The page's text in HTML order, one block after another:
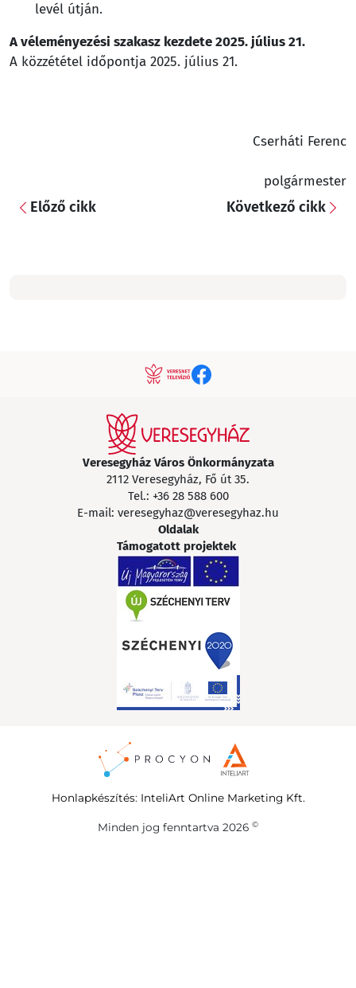
levél útján.
A véleményezési szakasz kezdete 2025. július 21.
A közzététel időpontja 2025. július 21.
Cserháti Ferenc
polgármester
Előző cikk Következő cikk
Veresegyház Város Önkormányzata
2112 Veresegyház, Fő út 35.
Tel.: +36 28 588 600
E-mail: veresegyhaz@veresegyhaz.hu
Oldalak
Támogatott projektek
Honlapkészítés: InteliArt Online Marketing Kft.
Minden jog fenntartva 2026 ©